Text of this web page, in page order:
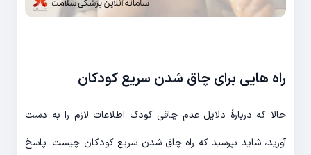
راه هایی برای چاق شدن سریع کودکان
حالا که دربارۀ دلایل عدم چاقی کودک اطلاعات لازم را به دست
آورید، شاید بپرسید که راه چاق شدن سریع کودکان چیست. پاسخ